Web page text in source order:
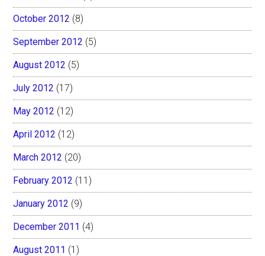
October 2012 (8)
September 2012 (5)
August 2012 (5)
July 2012 (17)
May 2012 (12)
April 2012 (12)
March 2012 (20)
February 2012 (11)
January 2012 (9)
December 2011 (4)
August 2011 (1)